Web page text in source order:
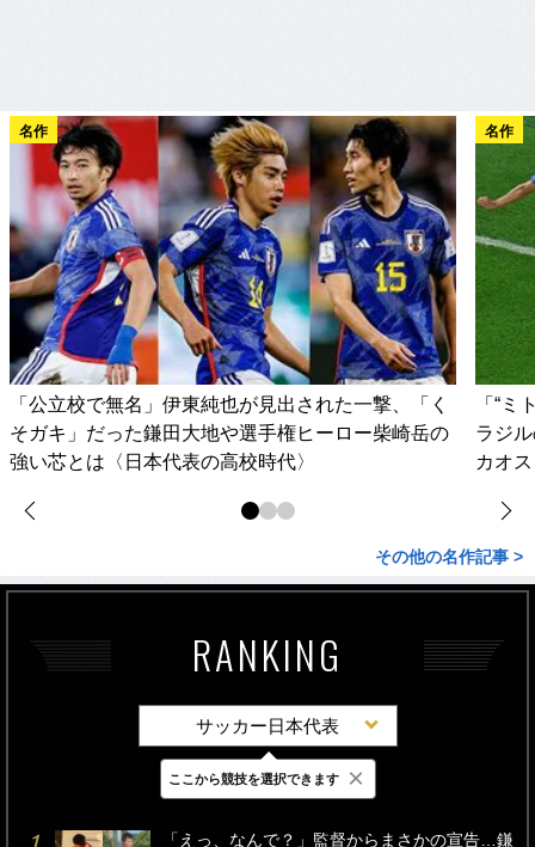
名作
「公立校で無名」伊東純也が見出された一撃、「く
そガキ」だった鎌田大地や選手権ヒーロー柴崎岳の
強い芯とは〈日本代表の高校時代〉
名作
「“
ラジ
カオ
その他の名作記事 >
RANKING
サッカー日本代表
最新 24時間 週間
「えっ、なんで？」監督からまさかの宣告…鎌
ここから競技を選択できます ×